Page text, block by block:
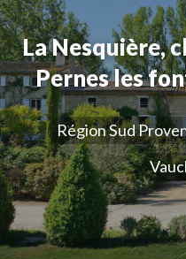
La Nesquière,
Pernes les
Région Sud